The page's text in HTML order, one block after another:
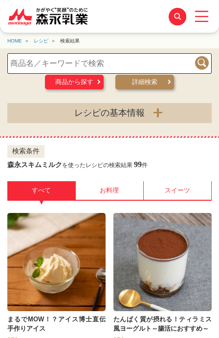
HOME レシピ 検索結果
検索
商品から探す
詳細検索
レシピの基本情報
検索条件
森永スキムミルク を使ったレシピの検索結果 99件
すべて
▼
お料理 スイーツ
まるでMOW！？アイス博士直伝
手作りアイス
たんぱく質が摂れる！ティラミス
風ヨーグルト～腸活におすすめ～